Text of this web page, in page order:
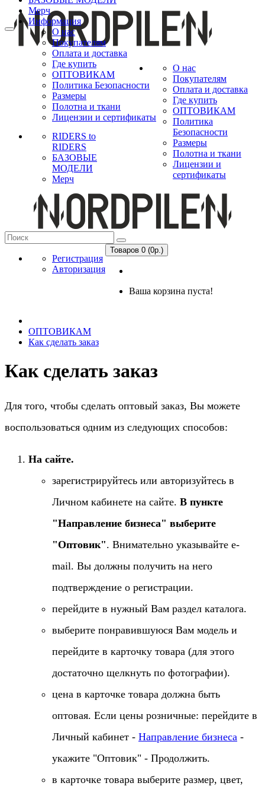
Мерч
Информация
О нас
Покупателям
Оплата и доставка
Где купить
ОПТОВИКАМ
Политика Безопасности
Размеры
Полотна и ткани
Лицензии и сертификаты
RIDERS to
RIDERS
БАЗОВЫЕ
МОДЕЛИ
Мерч
О нас
Покупателям
Оплата и доставка
Где купить
ОПТОВИКАМ
Политика
Безопасности
Размеры
Полотна и ткани
Лицензии и
сертификаты
Регистрация
Авторизация
Товаров 0 (0р.)
Ваша корзина пуста!
ОПТОВИКАМ
Как сделать заказ
Как сделать заказ
Для того, чтобы сделать оптовый заказ, Вы можете
воспользоваться одним из следующих способов:
На сайте.
зарегистрируйтесь или авторизуйтесь в
Личном кабинете на сайте. В пункте
"Направление бизнеса" выберите
"Оптовик". Внимательно указывайте e-
mail. Вы должны получить на него
подтверждение о регистрации.
перейдите в нужный Вам раздел каталога.
выберите понравившуюся Вам модель и
перейдите в карточку товара (для этого
достаточно щелкнуть по фотографии).
цена в карточке товара должна быть
оптовая. Если цены розничные: перейдите в
Личный кабинет - Направление бизнеса -
укажите "Оптовик" - Продолжить.
в карточке товара выберите размер, цвет,